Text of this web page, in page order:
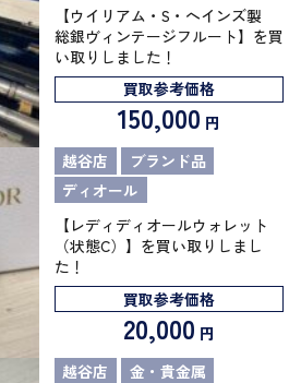
【ウイリアム・S・ヘインズ製
総銀ヴィンテージフルート】を買
い取りしました！
買取参考価格
150,000 円
越谷店
ブランド品
ディオール
【レディディオールウォレット
（状態C）】を買い取りしまし
た！
買取参考価格
20,000 円
越谷店
金・貴金属